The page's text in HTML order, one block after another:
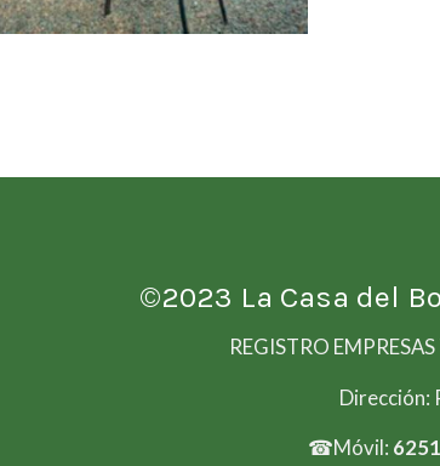
©2023 La Casa del
REGISTRO
Dirección:
☎Móvil: